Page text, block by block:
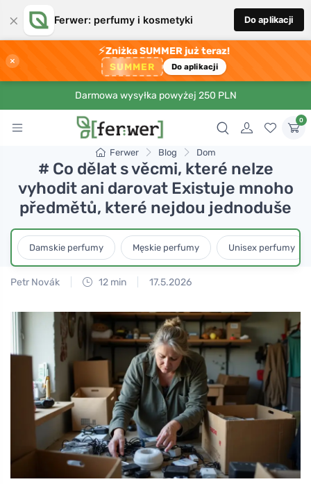
× Ferwer: perfumy i kosmetyki Do aplikacji
×
⚡Zniżka SUMMER już teraz!
SUMMER Do aplikacji
Darmowa wysyłka powyżej 250 PLN
0
Ferwer Blog Dom
# Co dělat s věcmi, které nelze
vyhodit ani darovat Existuje mnoho
předmětů, které nejdou jednoduše
Damskie perfumy Męskie perfumy Unisex perfumy
Petr Novák 12 min 17.5.2026